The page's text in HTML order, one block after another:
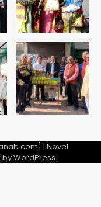
| Novel
byWordPress.